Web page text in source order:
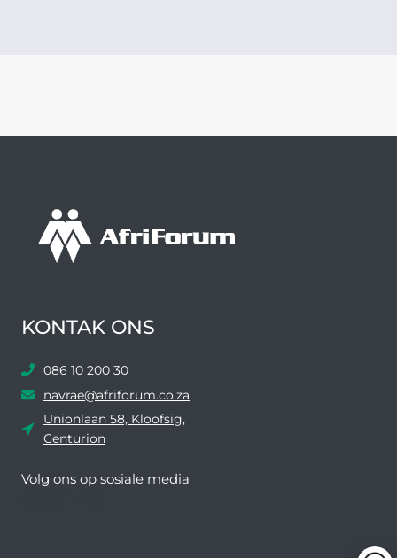
KONTAK ONS
086 10 200 30
navrae@afriforum.co.za
Unionlaan 58, Kloofsig,
Centurion
Volg ons ​​op sosiale media